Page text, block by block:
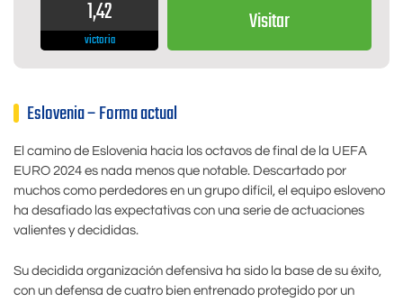
1,42
victoria
Visitar
Eslovenia – Forma actual
El camino de Eslovenia hacia los octavos de final de la UEFA
EURO 2024 es nada menos que notable. Descartado por
muchos como perdedores en un grupo difícil, el equipo esloveno
ha desafiado las expectativas con una serie de actuaciones
valientes y decididas.
Su decidida organización defensiva ha sido la base de su éxito,
con un defensa de cuatro bien entrenado protegido por un